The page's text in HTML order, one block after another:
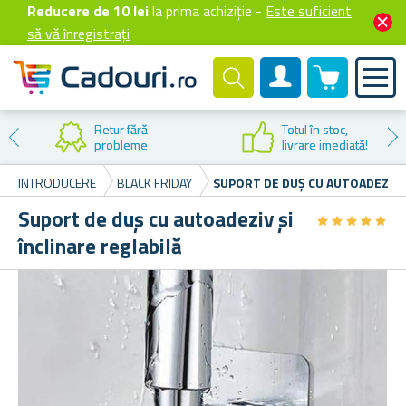
Reducere de 10 leila prima achiziție - Este suficient
să vă înregistrați
Cont client
0 produselor
Retur fără
probleme
Totul în stoc,
livrare imediată!
INTRODUCERE
BLACK FRIDAY SUPORT DE DUȘ CU
Suport de duș cu autoadeziv și
înclinare reglabilă
★★★★★
★★★★★